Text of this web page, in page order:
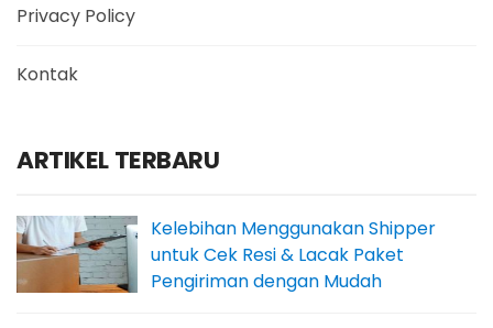
Privacy Policy
Kontak
ARTIKEL TERBARU
Kelebihan Menggunakan Shipper
untuk Cek Resi & Lacak Paket
Pengiriman dengan Mudah